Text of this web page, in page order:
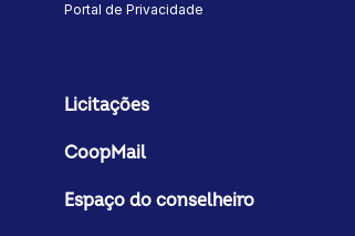
Portal de Privacidade
Licitações
CoopMail
Espaço do conselheiro